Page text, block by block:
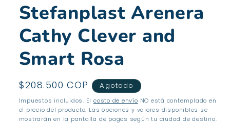
1
en
ventana
modal
Stefanplast Arenera
Cathy Clever and
Smart Rosa
Precio
habitual
$208.500 COP Agotado
Impuestos incluidos. El costo de envío NO está contemplado en
el precio del producto. Las opciones y valores disponibles se
mostrarán en la pantalla de pagos según tu ciudad de destino.